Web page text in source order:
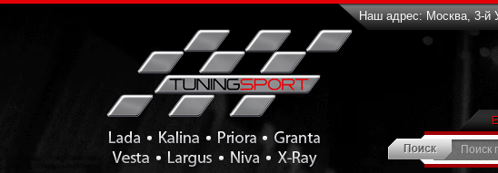
Наш адрес: Москва, 3-й